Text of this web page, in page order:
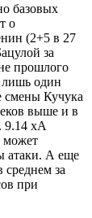
базовых
о
(2+5 в 27
за
прошлого
лишь один
смены Кучука
выше и в
9.14 xA
может
атаки. А еще
среднем за
при